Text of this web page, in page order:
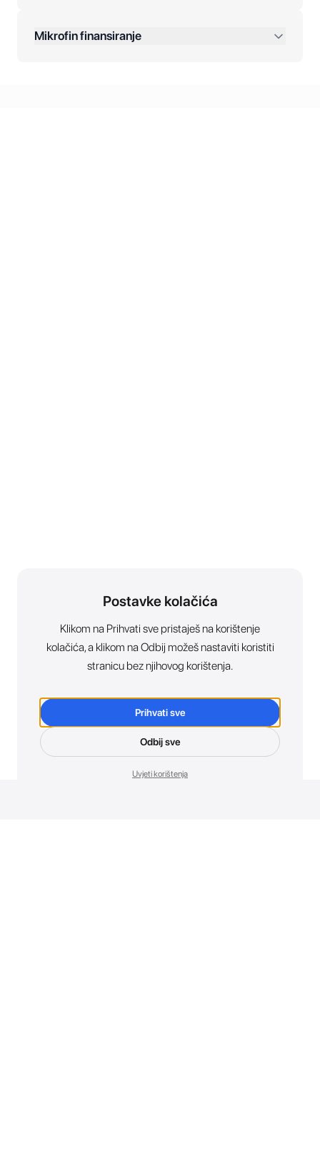
Mikrofin finansiranje
Postavke kolačića
Klikom na Prihvati sve pristaješ na korištenje
kolačića, a klikom na Odbij možeš nastaviti koristiti
stranicu bez njihovog korištenja.
Prihvati sve
Odbij sve
Uvjeti korištenja